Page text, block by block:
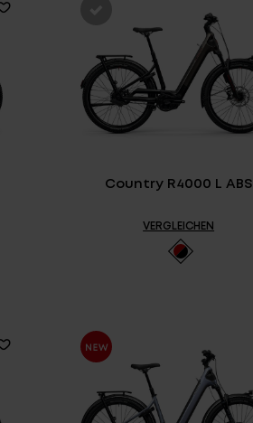
Country R4000 L ABS
VERGLEICHEN